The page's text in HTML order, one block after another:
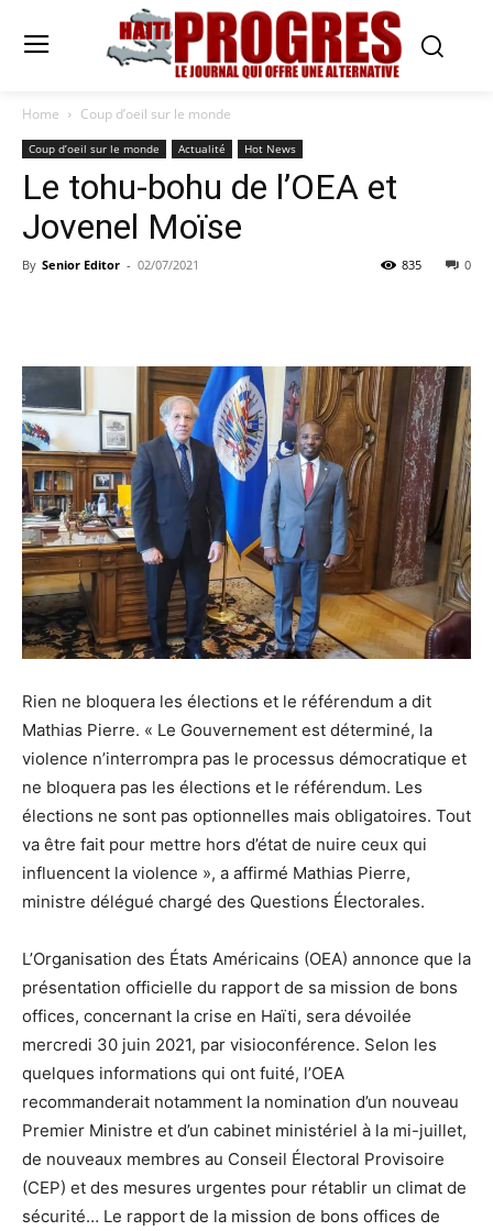
Home Coup d’oeil sur le monde
Coup d’oeil sur le monde Actualité Hot News
Le tohu-bohu de l’OEA et
Jovenel Moïse
By Senior Editor - 02/07/2021 0
835
Rien ne bloquera les élections et le référendum a dit
Mathias Pierre. « Le Gouvernement est déterminé, la
violence n’interrompra pas le processus démocratique et
ne bloquera pas les élections et le référendum. Les
élections ne sont pas optionnelles mais obligatoires. Tout
va être fait pour mettre hors d’état de nuire ceux qui
influencent la violence », a affirmé Mathias Pierre,
ministre délégué chargé des Questions Électorales.
L’Organisation des États Américains (OEA) annonce que la
présentation officielle du rapport de sa mission de bons
offices, concernant la crise en Haïti, sera dévoilée
mercredi 30 juin 2021, par visioconférence. Selon les
quelques informations qui ont fuité, l’OEA
recommanderait notamment la nomination d’un nouveau
Premier Ministre et d’un cabinet ministériel à la mi-juillet,
de nouveaux membres au Conseil Électoral Provisoire
(CEP) et des mesures urgentes pour rétablir un climat de
sécurité… Le rapport de la mission de bons offices de